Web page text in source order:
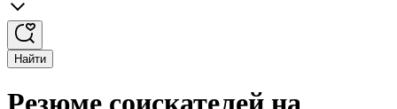
Найти